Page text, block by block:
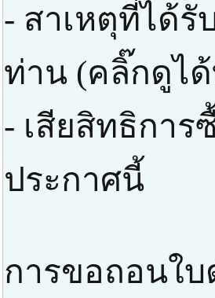
- สาเหตุที่ได้
ท่าน (คลิ๊กดูไ
- เสียสิทธิการ
ประกาศนี้
การขอถอนใบ